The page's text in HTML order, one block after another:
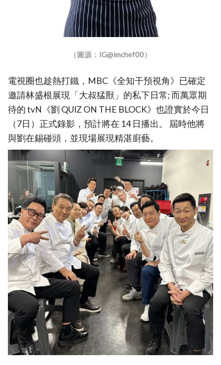
（圖源：IG@imchef00）
電視圈也趁熱打鐵，MBC《全知干預視角》已確定
邀請林盛根展現「大叔猛獸」的私下日常; 而萬眾期
待的 tvN《劉 QUIZ ON THE BLOCK》也證實於今日
（7日）正式錄影，預計將在 14 日播出。 屆時他將
與劉在錫碰頭，並現場展現精湛廚藝。